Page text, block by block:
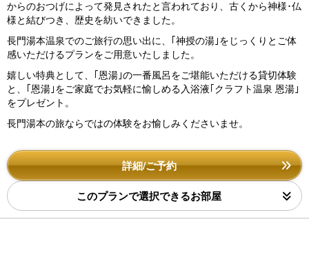
からのおつげによって発見されたと言われており、古くから神様･仏
様と結びつき、歴史を紡いできました。
長門湯本温泉でのご旅行の思い出に、｢神授の湯｣をじっくりとご体
感いただけるプランをご用意いたしました。
嬉しい特典として、｢恩湯｣の一番風呂をご堪能いただける貸切体験
と、｢恩湯｣をご家庭でお気軽に愉しめる入浴液｢クラフト温泉 恩湯｣
をプレゼント。
長門湯本の旅ならではの体験をお愉しみくださいませ。
詳細/ご予約
このプランで選択できるお部屋